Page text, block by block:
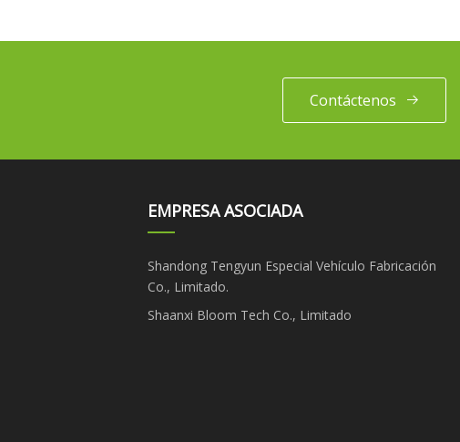
Contáctenos
EMPRESA ASOCIADA
Shandong Tengyun Especial Vehículo Fabricación
Co., Limitado.
Shaanxi Bloom Tech Co., Limitado